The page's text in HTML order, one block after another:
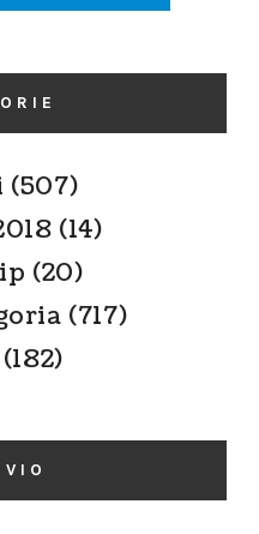
(507)
(14)
(20)
(717)
(182)